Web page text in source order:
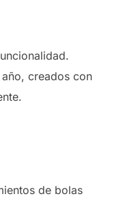
creados con
de bolas